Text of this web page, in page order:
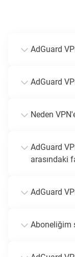
AdGuard
AdGuard
Neden
AdGuard
arasındaki
AdGuard
Aboneliğim